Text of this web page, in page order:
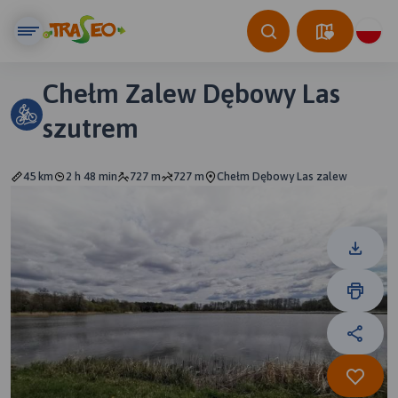
Chełm Zalew Dębowy Las
szutrem
45 km 2 h 48 min 727 m 727 m Chełm Dębowy Las zalew